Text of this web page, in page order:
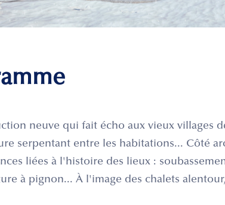
neuve qui fait écho aux vieux villages
serpentant entre les habitations... Côté
liées à l'histoire des lieux :
à pignon... À l'image des chalets